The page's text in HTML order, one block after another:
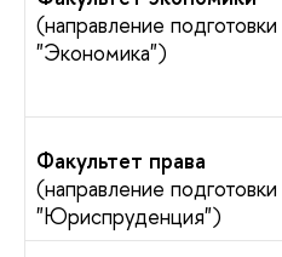
(направление подготовки
"Экономика")
Факультет права
(направление подготовки
"Юриспруденция")